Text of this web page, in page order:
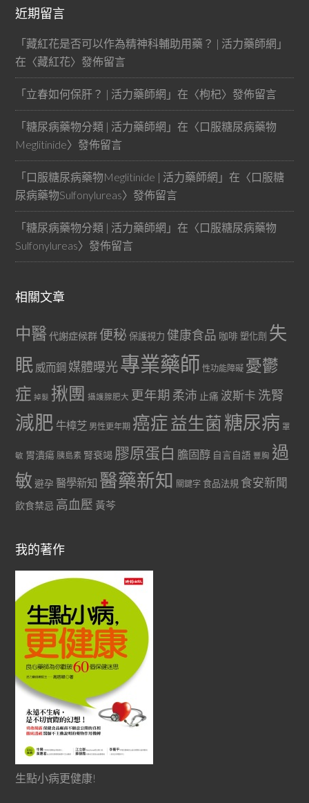
近期留言
「藏紅花是否可以作為精神科輔助用藥？ | 活力藥師網 」
在〈藏紅花〉發佈留言
「立春如何保肝？ | 活力藥師網 」在〈枸杞〉發佈留言
「糖尿病藥物分類 | 活力藥師網 」在〈口服糖尿病藥物
Meglitinide〉發佈留言
「口服糖尿病藥物Meglitinide | 活力藥師網 」在〈口服糖
尿病藥物Sulfonylureas〉發佈留言
「糖尿病藥物分類 | 活力藥師網 」在〈口服糖尿病藥物
Sulfonylureas〉發佈留言
相關文章
中醫代謝症候群 便秘 保護視力 健康食品 咖啡 塑化劑 失
眠 威而鋼 媒體曝光專業藥師 性功能障礙 憂鬱
症 掉髮 揪團 攝護腺肥大 更年期 柔沛 止痛 波斯卡 洗腎
減肥 牛樟芝 男性更年期 癌症益生菌 糖尿病 罩
敏 胃潰瘍 胰島素 腎衰竭 膠原蛋白 膽固醇 自言自語 豐胸 過
敏 避孕 醫學新知 醫藥新知 關鍵字 食品法規 食安新聞
飲食禁忌 高血壓 黃芩
我的著作
生點小病更健康!